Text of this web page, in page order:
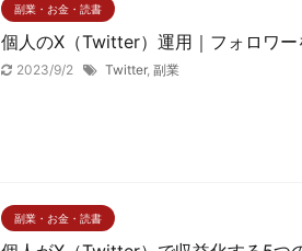
副業・お金・読書
個人のX（Twitter）運用｜フォロワ
2023/9/2 Twitter, 副業
副業・お金・読書